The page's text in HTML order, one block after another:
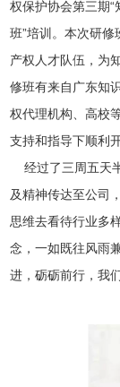
权保护协会第三期
班”培训。本次研修
产权人才队伍，为
修班有来自广东知
权代理机构、高校
支持和指导下顺利开
经过了三周五天
及精神传达至公司
思维去看待行业多
念，一如既往风雨
进，砺砺前行，我